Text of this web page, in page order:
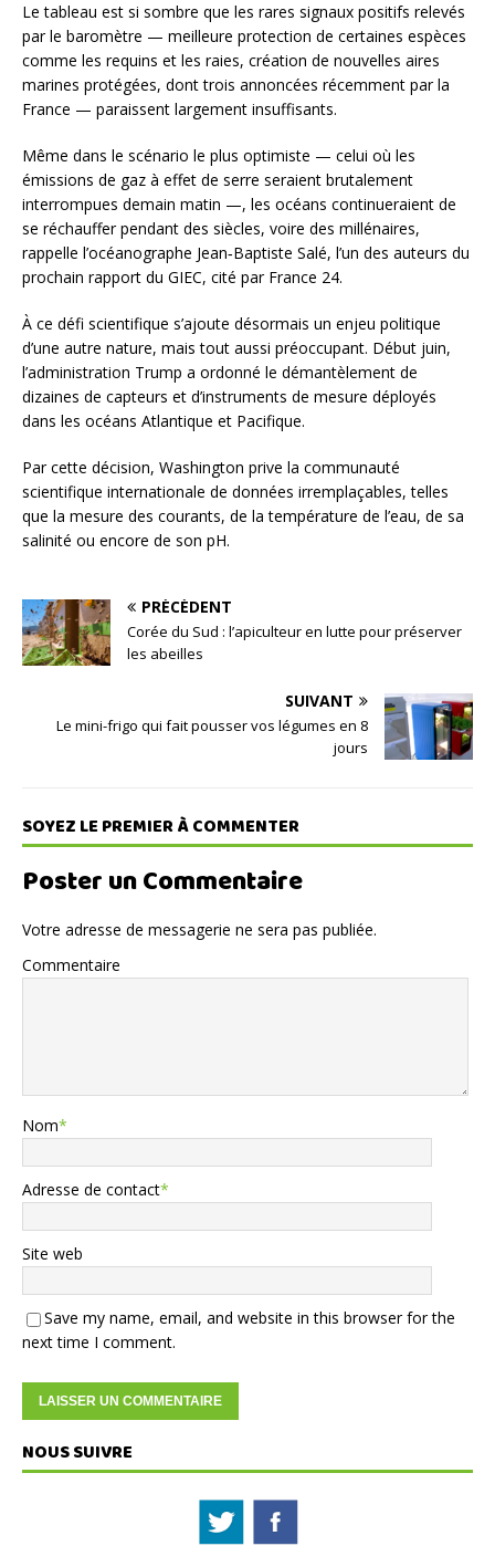
Le tableau est si sombre que les rares signaux positifs relevés
par le baromètre — meilleure protection de certaines espèces
comme les requins et les raies, création de nouvelles aires
marines protégées, dont trois annoncées récemment par la
France — paraissent largement insuffisants.
Même dans le scénario le plus optimiste — celui où les
émissions de gaz à effet de serre seraient brutalement
interrompues demain matin —, les océans continueraient de
se réchauffer pendant des siècles, voire des millénaires,
rappelle l’océanographe Jean‑Baptiste Salé, l’un des auteurs du
prochain rapport du GIEC, cité par France 24.
À ce défi scientifique s’ajoute désormais un enjeu politique
d’une autre nature, mais tout aussi préoccupant. Début juin,
l’administration Trump a ordonné le démantèlement de
dizaines de capteurs et d’instruments de mesure déployés
dans les océans Atlantique et Pacifique.
Par cette décision, Washington prive la communauté
scientifique internationale de données irremplaçables, telles
que la mesure des courants, de la température de l’eau, de sa
salinité ou encore de son pH.
PRÉCÉDENT
Corée du Sud : l’apiculteur en lutte pour préserver
les abeilles
SUIVANT
Le mini-frigo qui fait pousser vos légumes en 8
jours
SOYEZ LE PREMIER À COMMENTER
Poster un Commentaire
Votre adresse de messagerie ne sera pas publiée.
Commentaire
Nom*
Adresse de contact*
Site web
Save my name, email, and website in this browser for the
next time I comment.
NOUS SUIVRE